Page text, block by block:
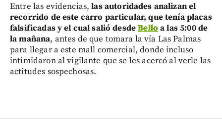
Entre las evidencias,las autoridades analizan el
recorrido de este carro particular, que tenía placas
falsificadas y el cual salió desdeBelloa las 5:00 de
la mañana, antes de que tomara la vía Las Palmas
para llegar a este mall comercial, donde incluso
intimidaron al vigilante que se les acercó al verle las
actitudes sospechosas.